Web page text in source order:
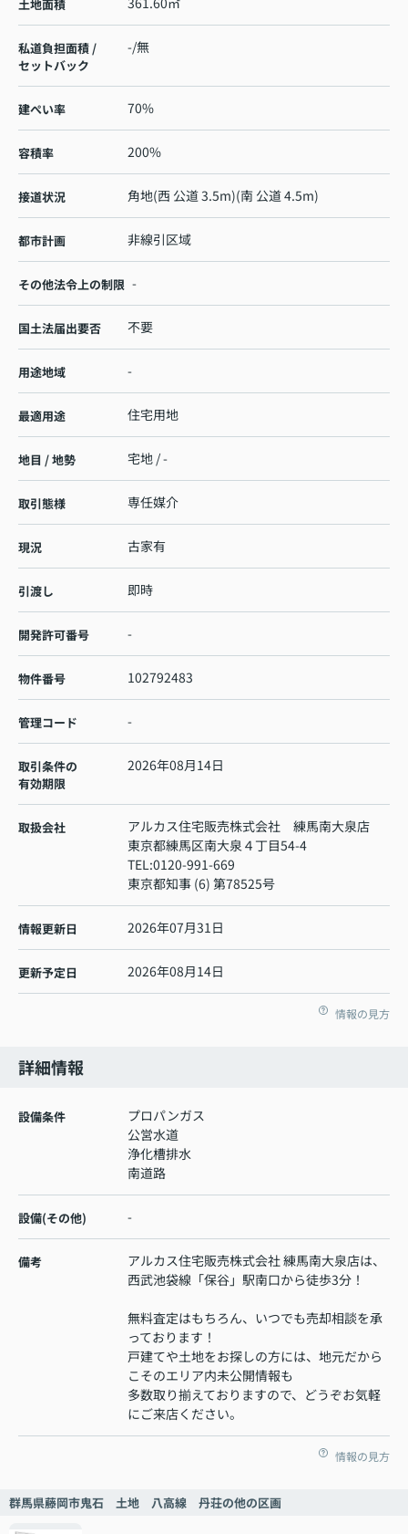
土地面積
私道負担面積 /
セットバック
-/無
建ぺい率 70%
容積率 200%
接道状況 角地(西 公道 3.5m)(南 公道 4.5m)
都市計画 非線引区域
その他法令上の制限 -
国土法届出要否 不要
用途地域 -
最適用途 住宅用地
地目 / 地勢 宅地 / -
取引態様 専任媒介
現況 古家有
引渡し 即時
開発許可番号 -
物件番号 102792483
管理コード -
取引条件の
有効期限
2026年08月14日
取扱会社
アルカス住宅販売株式会社 練馬南大泉店
東京都練馬区南大泉４丁目54-4
TEL:0120-991-669
東京都知事 (6) 第78525号
情報更新日 2026年07月31日
更新予定日 2026年08月14日
情報の見方
詳細情報
設備条件
プロパンガス
公営水道
浄化槽排水
南道路
設備(その他) -
備考
アルカス住宅販売株式会社 練馬南大泉店は、
西武池袋線「保谷」駅南口から徒歩3分！
無料査定はもちろん、いつでも売却相談を承
っております！
戸建てや土地をお探しの方には、地元だから
こそのエリア内未公開情報も
多数取り揃えておりますので、どうぞお気軽
にご来店ください。
情報の見方
群馬県藤岡市鬼石 土地 八高線 丹荘の他の区画